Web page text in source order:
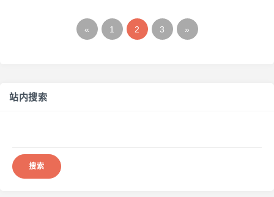
« 1 2 3 »
站内搜索